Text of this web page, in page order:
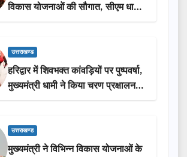
विकास योजनाओं की सौगात, सीएम धामी
ने किया लोकार्पण-शिलान्यास.
उत्तराखण्ड
हरिद्वार में शिवभक्त कांवड़ियों पर पुष्पवर्षा,
मुख्यमंत्री धामी ने किया चरण प्रक्षालन…
उत्तराखण्ड
मुख्यमंत्री ने विभिन्न विकास योजनाओं के